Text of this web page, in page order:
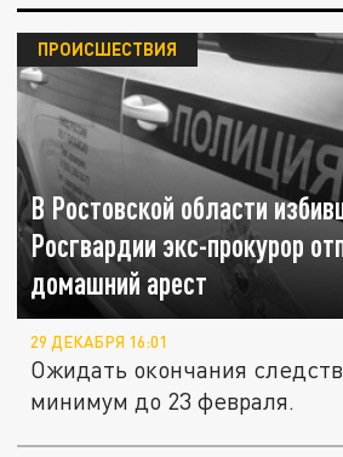
В Ростовской области
Росгвардии экс-прокурор
домашний арест
ПРОИСШЕСТВИЯ
29 ДЕКАБРЯ 16:01
Ожидать окончания
минимум до 23 февраля.